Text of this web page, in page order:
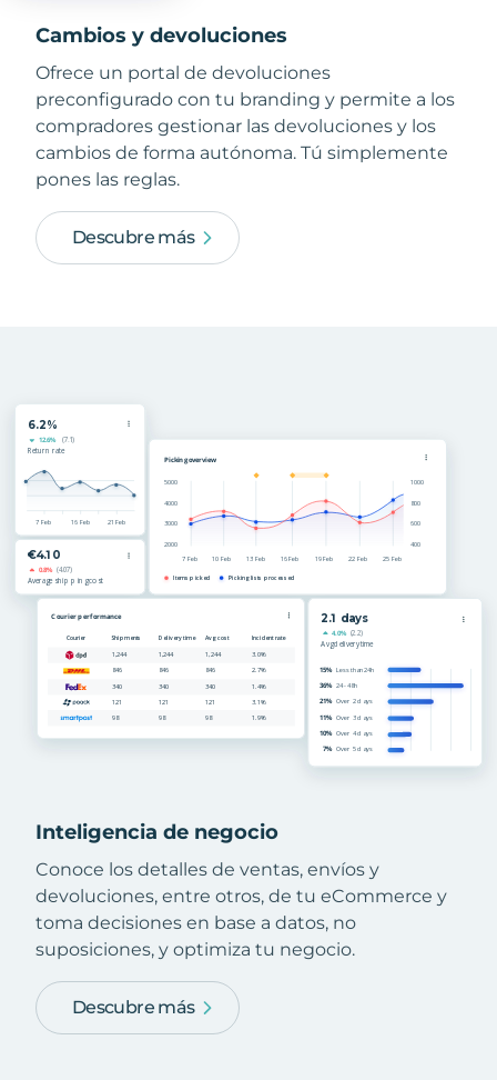
Cambios y devoluciones
Ofrece un portal de devoluciones
preconfigurado con tu branding y permite a los
compradores gestionar las devoluciones y los
cambios de forma autónoma. Tú simplemente
pones las reglas.
Descubre más
Inteligencia de negocio
Conoce los detalles de ventas, envíos y
devoluciones, entre otros, de tu eCommerce y
toma decisiones en base a datos, no
suposiciones, y optimiza tu negocio.
Descubre más